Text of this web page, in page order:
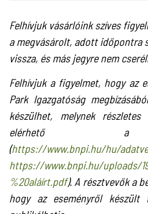
Felhívjuk vásárlóink szíves
a megvásárolt, adott időpontra
vissza, és más jegyre nem
Felhívjuk a figyelmet, hogy az
Park Igazgatóság
készülhet, melynek részletes
elérhető a
(https://www.bnpi.hu/hu/
https://www.bnpi.hu/uploads/
%20aláírt.pdf). A résztvevők a
hogy az eseményről